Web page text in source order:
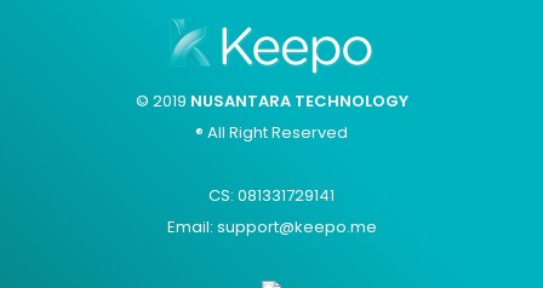
© 2019 NUSANTARA TECHNOLOGY
® All Right Reserved
CS: 081331729141
Email: support@keepo.me